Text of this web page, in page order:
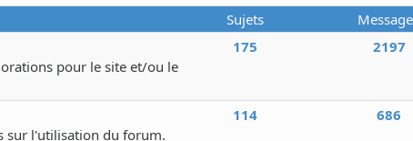
Sujets
pour le site et/ou le
175 2197
sur l'utilisation du forum.
114 686